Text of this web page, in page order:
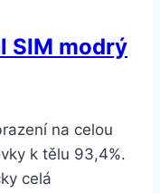
SIM modrý
na celou
k tělu 93,4%.
celá